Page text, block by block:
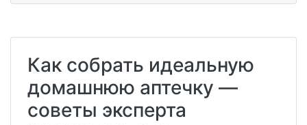
Как собрать идеальную
домашнюю аптечку —
советы эксперта